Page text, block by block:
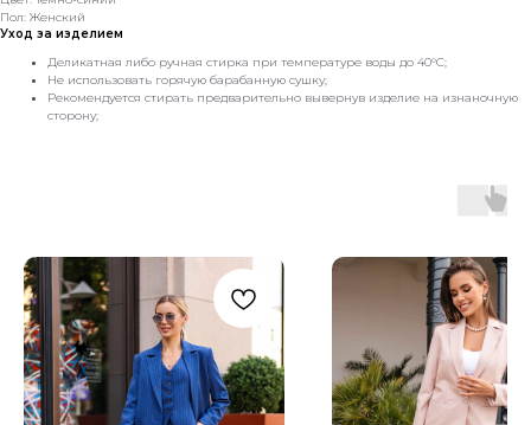
Пол: Женский
Уход за изделием
Деликатная либо ручная стирка при температуре воды до 40°C;
Не использовать горячую барабанную сушку;
Рекомендуется стирать предварительно вывернув изделие на изнаночную
сторону;